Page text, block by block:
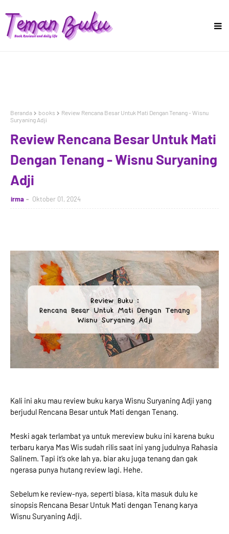
Beranda books
Review Rencana Besar Untuk Mati Dengan Tenang - Wisnu
Suryaning Adji
Review Rencana Besar Untuk Mati
Dengan Tenang - Wisnu Suryaning
Adji
irma Oktober 01, 2024
Kali ini aku mau review buku karya Wisnu Suryaning Adji yang
berjudul Rencana Besar untuk Mati dengan Tenang.
Meski agak terlambat ya untuk mereview buku ini karena buku
terbaru karya Mas Wis sudah rilis saat ini yang judulnya Rahasia
Salinem. Tapi it’s oke lah ya, biar aku juga tenang dan gak
ngerasa punya hutang review lagi. Hehe.
Sebelum ke review-nya, seperti biasa, kita masuk dulu ke
sinopsis Rencana Besar Untuk Mati dengan Tenang karya
Wisnu Suryaning Adji.